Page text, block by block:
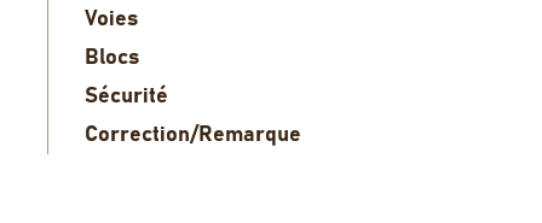
Voies
Blocs
Sécurité
Correction/Remarque